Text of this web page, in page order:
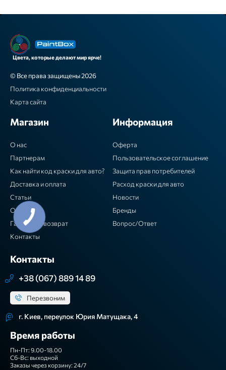
Цвета, которые делают мир ярче!
© Все права защищены 2026
Политика конфиденциальности
Карта сайта
Магазин
О нас
Партнерам
Как найти код краски для авто?
Доставка и оплата
Статьи
Отзывы
Гарантия / возврат
Контакты
Информация
Оферта
Пользовательское соглашение
Защита прав потребителей
Расход краски для авто
Новости
Бренды
Вопрос/Ответ
Контакты
+38 (067) 889 14 89
Перезвоним
г. Киев, переулок Юрия Матущака, 4
Время работы
Пн-Пт: 9.00-18.00
Сб-Вс: выходной
Заказы через корзину: 24/7